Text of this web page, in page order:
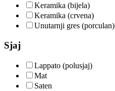
Keramika (bijela)
Keramika (crvena)
Unutarnji gres (porculan)
Sjaj
Lappato (polusjaj)
Mat
Saten